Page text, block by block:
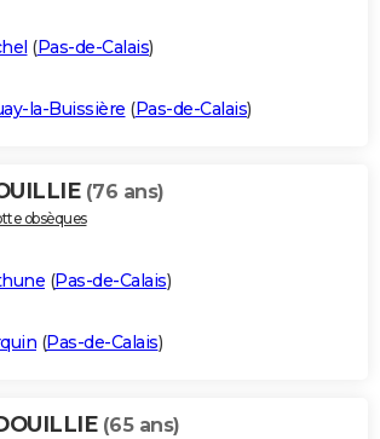
(Pas-de-Calais)
la-Buissière (Pas-de-Calais)
(76 ans)
obsèques
(Pas-de-Calais)
(Pas-de-Calais)
(65 ans)